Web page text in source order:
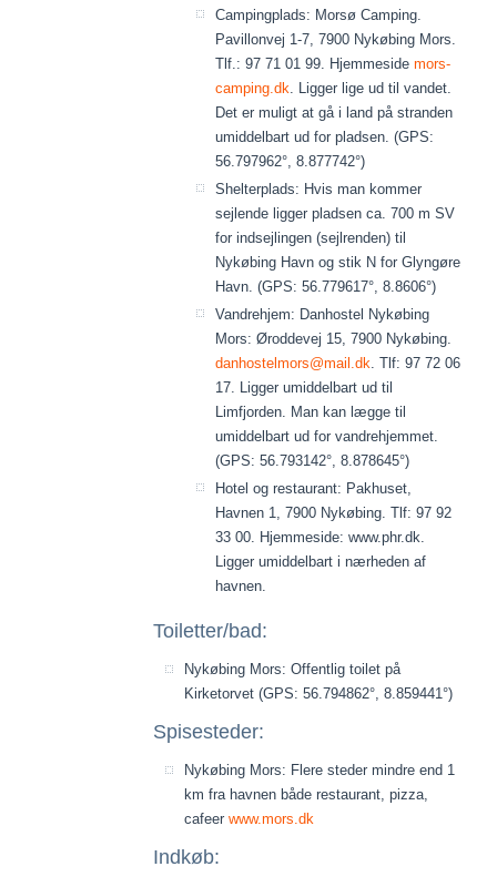
Campingplads: Morsø Camping.
Pavillonvej 1-7, 7900 Nykøbing Mors.
Tlf.: 97 71 01 99. Hjemmesidemors-
camping.dk . Ligger lige ud til vandet.
Det er muligt at gå i land på stranden
umiddelbart ud for pladsen. (GPS:
56.797962°, 8.877742°)
Shelterplads: Hvis man kommer
sejlende ligger pladsen ca. 700 m SV
for indsejlingen (sejlrenden) til
Nykøbing Havn og stik N for Glyngøre
Havn. (GPS: 56.779617°, 8.8606°)
Vandrehjem: Danhostel Nykøbing
Mors: Øroddevej 15, 7900 Nykøbing.
danhostelmors@mail.dk . Tlf: 97 72 06
17. Ligger umiddelbart ud til
Limfjorden. Man kan lægge til
umiddelbart ud for vandrehjemmet.
(GPS: 56.793142°, 8.878645°)
Hotel og restaurant: Pakhuset,
Havnen 1, 7900 Nykøbing. Tlf: 97 92
33 00. Hjemmeside: www.phr.dk.
Ligger umiddelbart i nærheden af
havnen.
Toiletter/bad:
Nykøbing Mors: Offentlig toilet på
Kirketorvet (GPS: 56.794862°, 8.859441°)
Spisesteder:
Nykøbing Mors: Flere steder mindre end 1
km fra havnen både restaurant, pizza,
cafeerwww.mors.dk
Indkøb: